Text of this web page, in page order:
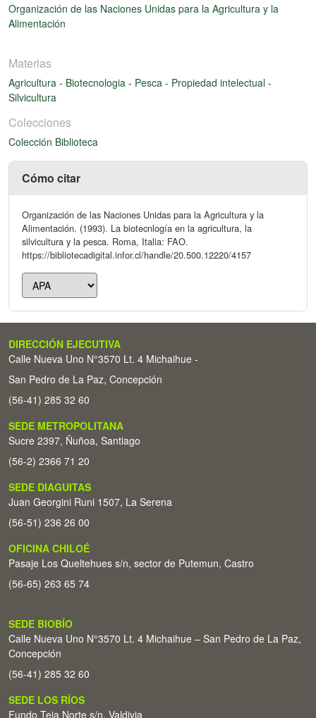
Organización de las Naciones Unidas para la Agricultura y la
Alimentación
Materias
Agricultura - Biotecnologia - Pesca - Propiedad intelectual -
Silvicultura
Colecciones
Colección Biblioteca
Cómo citar
Organización de las Naciones Unidas para la Agricultura y la
Alimentación. (1993). La biotecnlogía en la agricultura, la
silvicultura y la pesca. Roma, Italia: FAO.
https://bibliotecadigital.infor.cl/handle/20.500.12220/4157
DIRECCIÓN EJECUTIVA
Calle Nueva Uno N°3570 Lt. 4 Michaihue -
San Pedro de La Paz, Concepción
(56-41) 285 32 60
SEDE METROPOLITANA
Sucre 2397, Ñuñoa, Santiago
(56-2) 2366 71 20
SEDE DIAGUITAS
Juan Georgini Runi 1507, La Serena
(56-51) 236 26 00
OFICINA CHILOÉ
Pasaje Los Queltehues s/n, sector de Putemun, Castro
(56-65) 263 65 74
SEDE BIOBÍO
Calle Nueva Uno N°3570 Lt. 4 Michaihue – San Pedro de La Paz,
Concepción
(56-41) 285 32 60
SEDE LOS RÍOS
Fundo Teja Norte s/n. Valdivia